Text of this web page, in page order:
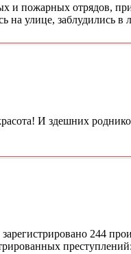
и пожарных отрядов,
на улице, заблудились в
И здешних
244